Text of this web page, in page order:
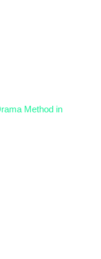
hingga ke
Method in